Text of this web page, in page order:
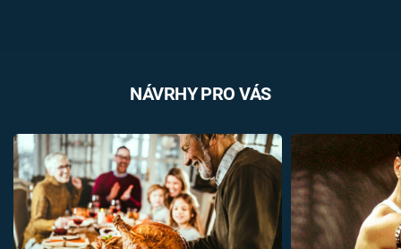
NÁVRHY PRO VÁS